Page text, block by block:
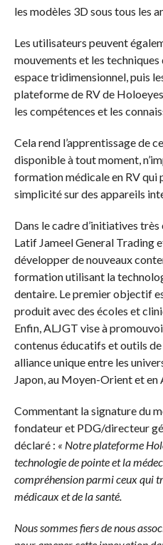
les modèles 3D sous tous les
Les utilisateurs peuvent
mouvements et les techniques
espace tridimensionnel, puis
plateforme de RV de
les compétences et les
Cela rend l’apprentissage de
disponible à tout moment,
formation médicale en RV qui
simplicité sur des appareils
Dans le cadre d’initiatives
Latif Jameel General Trading
développer de nouveaux
formation utilisant la
dentaire. Le premier objectif
produit avec des écoles et
Enfin, ALJGT vise à
contenus éducatifs et outils
alliance unique entre les
Japon, au Moyen-Orient et en
Commentant la signature du
fondateur et PDG/directeur
déclaré : « Notre plateforme
technologie de pointe et la
compréhension parmi ceux qui
médicaux et de la santé.
Nous sommes fiers de nous